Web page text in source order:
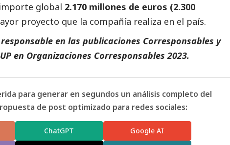
global 2.170 millones de euros (2.300
proyecto que la compañía realiza en el país.
en las publicaciones Corresponsables y
en Organizaciones Corresponsables 2023.
para generar en segundos un análisis completo del
de post optimizado para redes sociales:
ChatGPT Google AI